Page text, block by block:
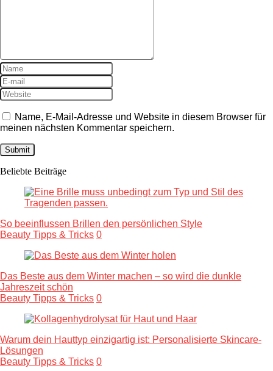
Name, E-Mail-Adresse und Website in diesem Browser für
meinen nächsten Kommentar speichern.
Beliebte Beiträge
So beeinflussen Brillen den persönlichen Style
Beauty Tipps & Tricks 0
Das Beste aus dem Winter machen – so wird die dunkle
Jahreszeit schön
Beauty Tipps & Tricks 0
Warum dein Hauttyp einzigartig ist: Personalisierte Skincare-
Lösungen
Beauty Tipps & Tricks 0